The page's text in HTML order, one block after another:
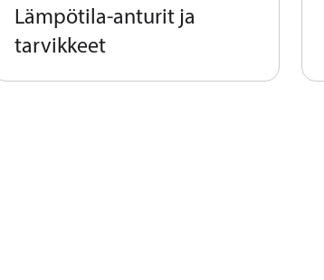
Lämpötila-anturit ja
tarvikkeet